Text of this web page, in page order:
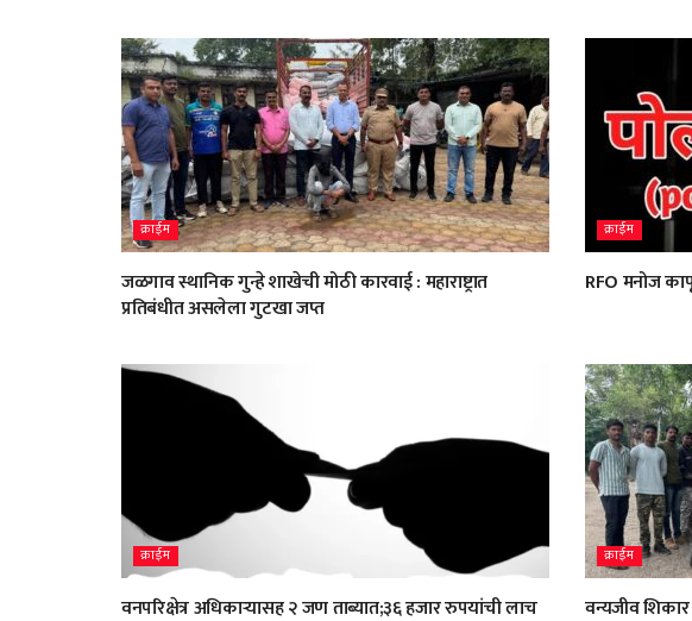
क्राईम
जळगाव स्थानिक गुन्हे शाखेची मोठी कारवाई : महाराष्ट्रात
प्रतिबंधीत असलेला गुटखा जप्त
क्राईम
RFO मनोज
क्राईम
वनपरिक्षेत्र अधिकाऱ्यासह २ जण ताब्यात;३६ हजार रुपयांची लाच
क्राईम
वन्यजीव शिकार